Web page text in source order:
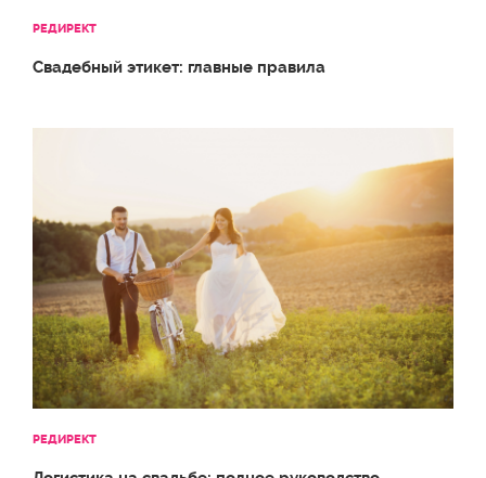
РЕДИРЕКТ
Свадебный этикет: главные правила
РЕДИРЕКТ